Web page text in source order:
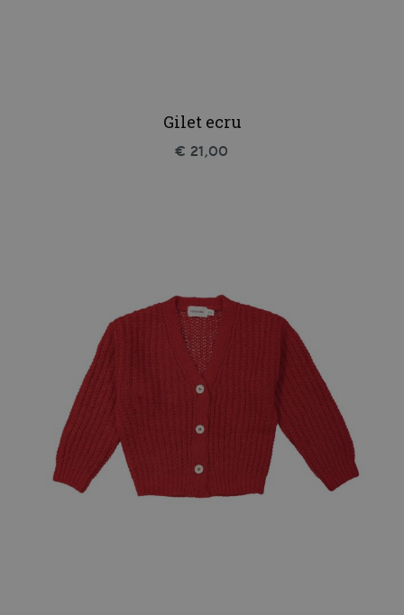
Gilet ecru
€ 21,00